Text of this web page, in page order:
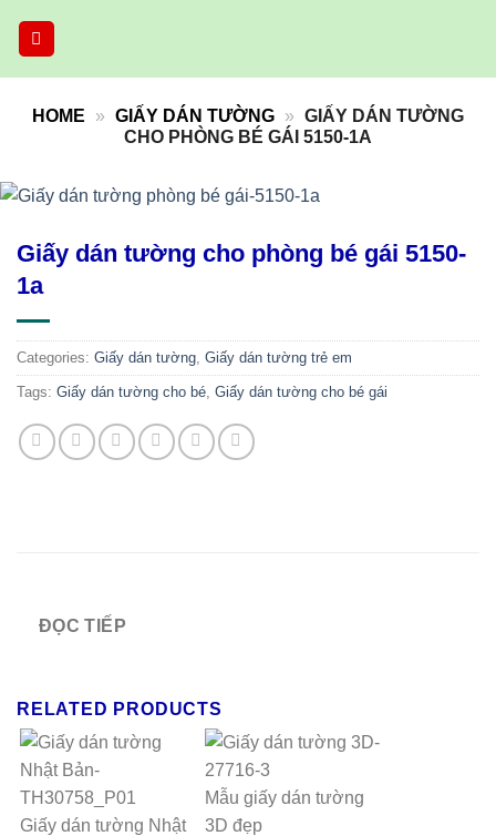
HOME » GIẤY DÁN TƯỜNG » GIẤY DÁN TƯỜNG
CHO PHÒNG BÉ GÁI 5150-1A
Giấy dán tường cho phòng bé gái 5150-
1a
Categories: Giấy dán tường, Giấy dán tường trẻ em
Tags: Giấy dán tường cho bé, Giấy dán tường cho bé gái
ĐỌC TIẾP
RELATED PRODUCTS
Giấy dán tường Nhật
Mẫu giấy dán tường
3D đẹp